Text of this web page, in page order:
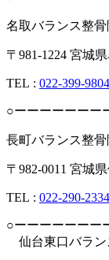
名取バランス整骨
〒981-1224 宮城
TEL︎ : 022-399-9804
○ーーーーーーー
長町バランス整骨
〒982-0011 宮城
TEL︎ : 022-290-2334
○ーーーーーーー
仙台東口バラン